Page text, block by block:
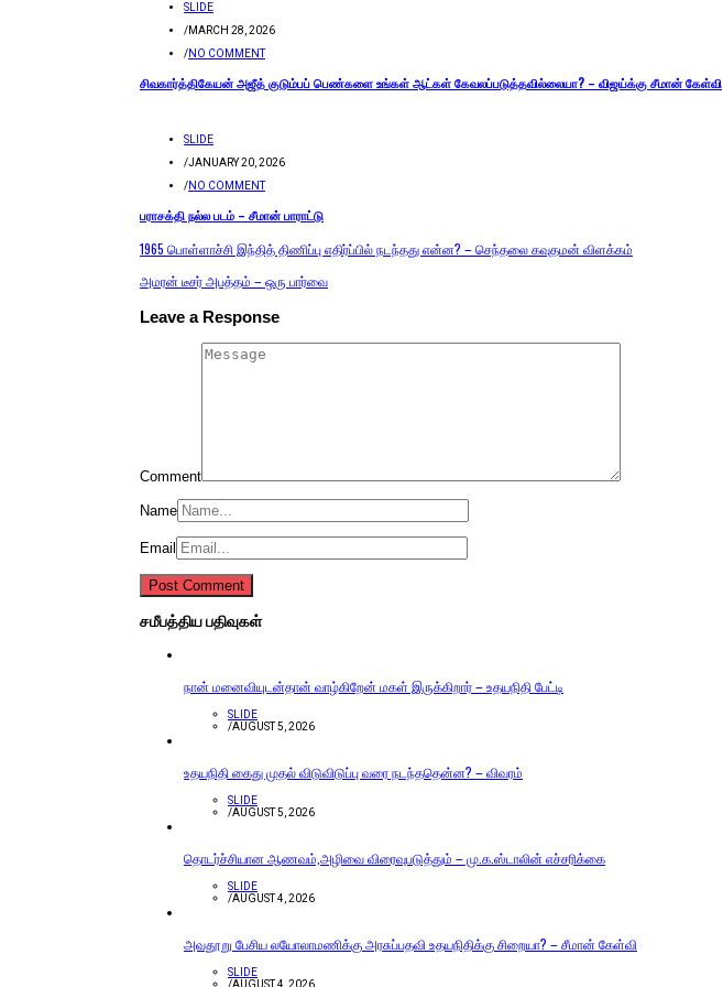
SLIDE
/MARCH 28, 2026
/NO COMMENT
சிவகார்த்திகேயன் அஜீத் குடும்பப் பெண்களை உங்கள் ஆட்கள் கேவலப்படுத்தவில்லையா? – விஜய்க்கு சீமான் கேள்வி
SLIDE
/JANUARY 20, 2026
/NO COMMENT
பராசக்தி நல்ல படம் – சீமான் பாராட்டு
1965 பொள்ளாச்சி இந்தித் திணிப்பு எதிர்ப்பில் நடந்தது என்ன? – செந்தலை கவுதமன் விளக்கம்
அமரன் டீசர் அபத்தம் – ஒரு பார்வை
Leave a Response
Comment
Name
Email
சமீபத்திய பதிவுகள்
நான் மனைவியுடன்தான் வாழ்கிறேன் மகள் இருக்கிறார் – உதயநிதி பேட்டி
SLIDE
/AUGUST 5, 2026
உதயநிதி கைது முதல் விடுவிடுப்பு வரை நடந்ததென்ன? – விவரம்
SLIDE
/AUGUST 5, 2026
தொடர்ச்சியான ஆணவம்,அழிவை விரைவுபடுத்தும் – மு.க.ஸ்டாலின் எச்சரிக்கை
SLIDE
/AUGUST 4, 2026
அவதூறு பேசிய லயோலாமணிக்கு அரசுப்பதவி உதயநிதிக்கு சிறையா? – சீமான் கேள்வி
SLIDE
/AUGUST 4, 2026